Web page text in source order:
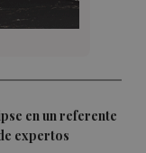
en un referente
expertos